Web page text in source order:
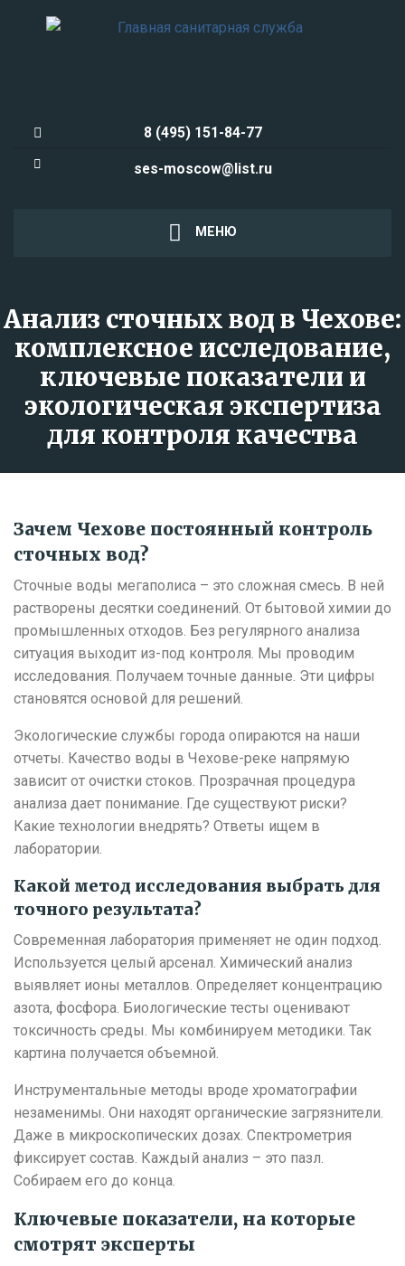
8 (495) 151-84-77
ses-moscow@list.ru
МЕНЮ
Анализ сточных вод в Чехове:
комплексное исследование,
ключевые показатели и
экологическая экспертиза
для контроля качества
Зачем Чехове постоянный контроль
сточных вод?
Сточные воды мегаполиса – это сложная смесь. В ней
растворены десятки соединений. От бытовой химии до
промышленных отходов. Без регулярного анализа
ситуация выходит из-под контроля. Мы проводим
исследования. Получаем точные данные. Эти цифры
становятся основой для решений.
Экологические службы города опираются на наши
отчеты. Качество воды в Чехове-реке напрямую
зависит от очистки стоков. Прозрачная процедура
анализа дает понимание. Где существуют риски?
Какие технологии внедрять? Ответы ищем в
лаборатории.
Какой метод исследования выбрать для
точного результата?
Современная лаборатория применяет не один подход.
Используется целый арсенал. Химический анализ
выявляет ионы металлов. Определяет концентрацию
азота, фосфора. Биологические тесты оценивают
токсичность среды. Мы комбинируем методики. Так
картина получается объемной.
Инструментальные методы вроде хроматографии
незаменимы. Они находят органические загрязнители.
Даже в микроскопических дозах. Спектрометрия
фиксирует состав. Каждый анализ – это пазл.
Собираем его до конца.
Ключевые показатели, на которые
смотрят эксперты